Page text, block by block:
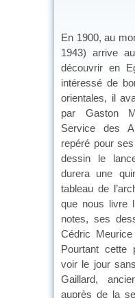
En 1900, au
1943) arrive
découvrir en
intéressé de
orientales, il
par Gaston
Service des
repéré pour
dessin le
durera une
tableau de
que nous livre
notes, ses
Cédric
Pourtant cette
voir le jour
Gaillard,
auprès de la